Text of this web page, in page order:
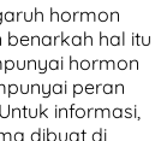
hormon
benarkah hal itu
hormon
peran
informasi,
dibuat di